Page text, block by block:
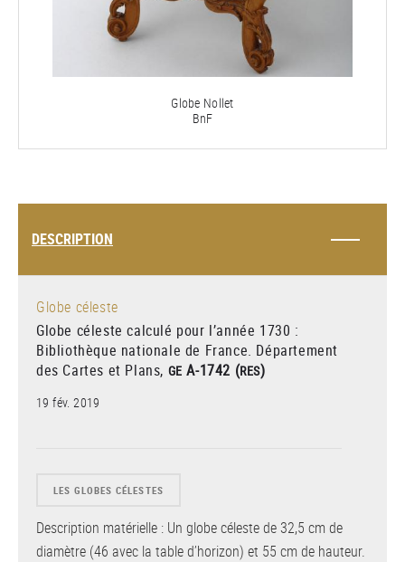
Globe Nollet
BnF
DESCRIPTION
Globe céleste
Globe céleste calculé pour l’année 1730 :
Bibliothèque nationale de France. Département
des Cartes et Plans, GE A-1742 (RES)
19 fév. 2019
LES GLOBES CÉLESTES
Description matérielle : Un globe céleste de 32,5 cm de
diamètre (46 avec la table d’horizon) et 55 cm de hauteur.